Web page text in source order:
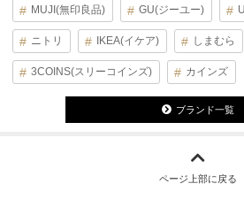
MUJI(無印良品) GU(ジーユー)
ニトリ IKEA(イケア) しまむら
3COINS(スリーコインズ) カインズ
ブランド一覧
ページ上部に戻る